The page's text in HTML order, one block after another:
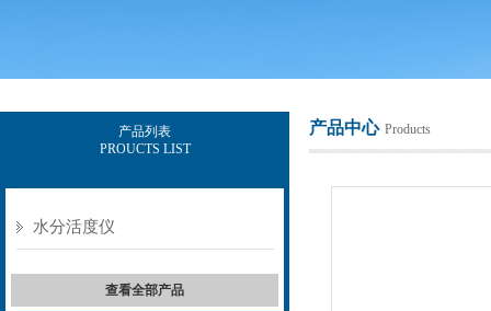
产品列表
PROUCTS LIST
水分活度仪
查看全部产品
产品中心 Products